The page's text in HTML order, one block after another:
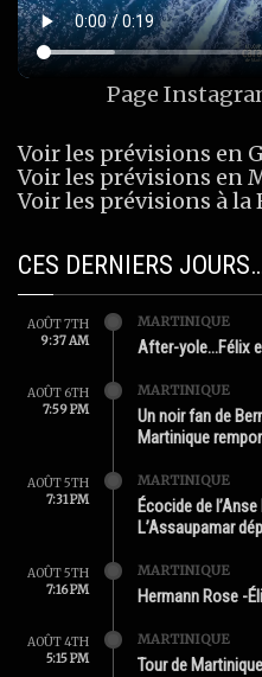
Page
Voir les prévisions en
Voir les prévisions en
Voir les prévisions à la
CES DERNIERS
AOÛT 7TH
9:37 AM
MARTINIQUE
After-yole…Félix
AOÛT 6TH
7:59 PM
MARTINIQUE
Un noir fan de
Martinique
AOÛT 5TH
7:31 PM
MARTINIQUE
Écocide de
L’Assaupamar
AOÛT 5TH
7:16 PM
MARTINIQUE
Hermann Rose -
AOÛT 4TH
5:15 PM
MARTINIQUE
Tour de